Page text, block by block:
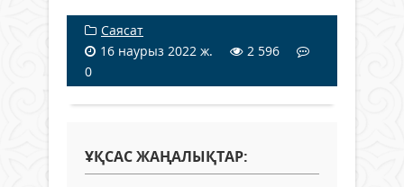
Саясат
16 наурыз 2022 ж.
2 596
0
ҰҚСАС ЖАҢАЛЫҚТАР: